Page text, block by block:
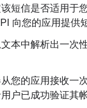
短信是否适用于
向您的应用提供
本中解析出一次
您的应用接收一
户已成功验证其帐